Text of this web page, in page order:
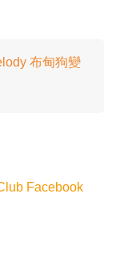
布甸狗變
Facebook